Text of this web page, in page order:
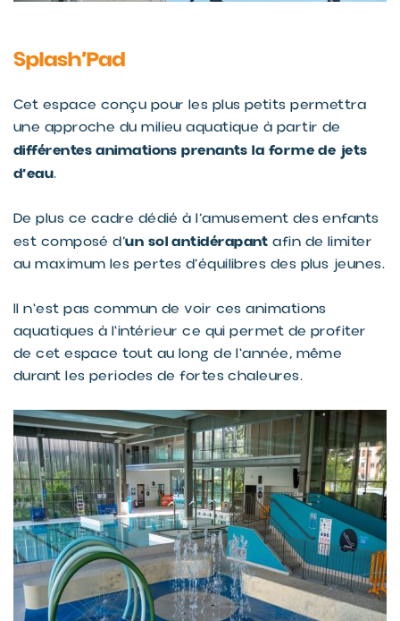
Splash’Pad
Cet espace conçu pour les plus petits permettra
une approche du milieu aquatique à partir de
différentes animations prenants la forme de jets
d’eau.
De plus ce cadre dédié à l’amusement des enfants
est composé d’un sol antidérapant afin de limiter
au maximum les pertes d’équilibres des plus jeunes.
Il n'est pas commun de voir ces animations
aquatiques à l'intérieur ce qui permet de profiter
de cet espace tout au long de l'année, même
durant les periodes de fortes chaleures.